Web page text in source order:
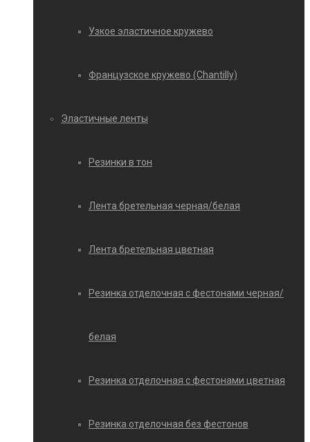
Узкое эластичное кружево
Французское кружево (Chantilly)
Эластичные ленты
Резинки в тон
Лента бретельная черная/белая
Лента бретельная цветная
Резинка отделочная с фестонами черная/
белая
Резинка отделочная с фестонами цветная
Резинка отделочная без фестонов